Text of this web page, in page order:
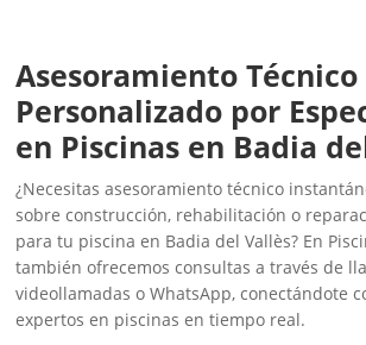
Asesoramiento Técnico
Personalizado por
en Piscinas en Badia
¿Necesitas asesoramiento técnico
sobre construcción, rehabilitación o
para tu piscina en Badia del Vallès? En
también ofrecemos consultas a través de
videollamadas o WhatsApp, conectándote
expertos en piscinas en tiempo real.